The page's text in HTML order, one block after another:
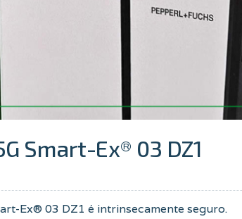
Smart-Ex® 03 DZ1
Ex® 03 DZ1 é intrinsecamente seguro.